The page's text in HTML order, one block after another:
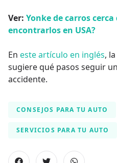
Ver: Yonke de carros
encontrarlos en USA?
En este artículo en inglés,
sugiere qué pasos seguir
accidente.
CONSEJOS PARA TU AUTO
SERVICIOS PARA TU AUTO